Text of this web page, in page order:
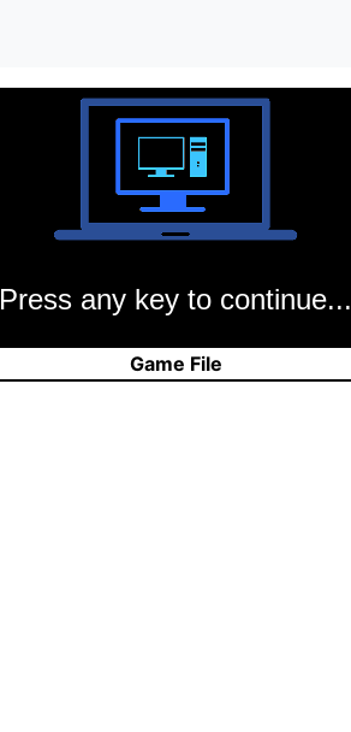
Press any key to continue...
Game File